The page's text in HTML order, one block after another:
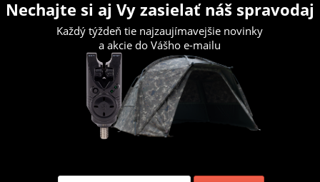
Nechajte si aj Vy zasielať náš spravodaj
Každý týždeň tie najzaujímavejšie novinky
a akcie do Vášho e-mailu